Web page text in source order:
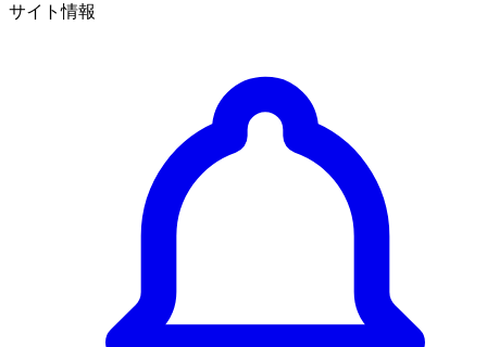
サイト情報